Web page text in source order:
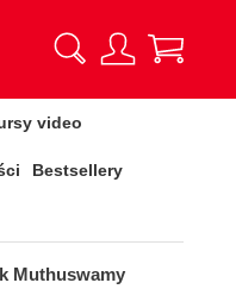
video
Bestsellery
Muthuswamy